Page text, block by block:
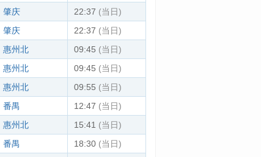
肇庆 22:37 (当日)
肇庆 22:37 (当日)
惠州北 09:45 (当日)
惠州北 09:45 (当日)
惠州北 09:55 (当日)
番禺 12:47 (当日)
惠州北 15:41 (当日)
番禺 18:30 (当日)